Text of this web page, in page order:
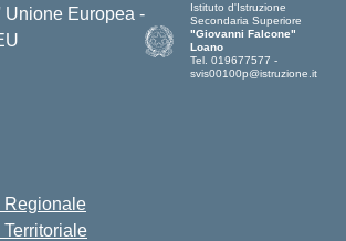
Istituto d'Istruzione
Secondaria Superiore
"Giovanni Falcone"
Loano
Tel. 019677577 -
svis00100p@istruzione.it
Regionale